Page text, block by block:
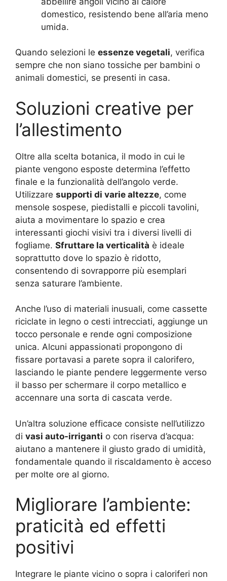
domestico, resistendo bene all’aria meno
umida.
Quando selezioni le essenze vegetali, verifica
sempre che non siano tossiche per bambini o
animali domestici, se presenti in casa.
Soluzioni creative per
l’allestimento
Oltre alla scelta botanica, il modo in cui le
piante vengono esposte determina l’effetto
finale e la funzionalità dell’angolo verde.
Utilizzare supporti di varie altezze, come
mensole sospese, piedistalli e piccoli tavolini,
aiuta a movimentare lo spazio e crea
interessanti giochi visivi tra i diversi livelli di
fogliame. Sfruttare la verticalità è ideale
soprattutto dove lo spazio è ridotto,
consentendo di sovrapporre più esemplari
senza saturare l’ambiente.
Anche l’uso di materiali inusuali, come cassette
riciclate in legno o cesti intrecciati, aggiunge un
tocco personale e rende ogni composizione
unica. Alcuni appassionati propongono di
fissare portavasi a parete sopra il calorifero,
lasciando le piante pendere leggermente verso
il basso per schermare il corpo metallico e
accennare una sorta di cascata verde.
Un’altra soluzione efficace consiste nell’utilizzo
di vasi auto-irriganti o con riserva d’acqua:
aiutano a mantenere il giusto grado di umidità,
fondamentale quando il riscaldamento è acceso
per molte ore al giorno.
Migliorare l’ambiente:
praticità ed effetti
positivi
Integrare le piante vicino o sopra i caloriferi non